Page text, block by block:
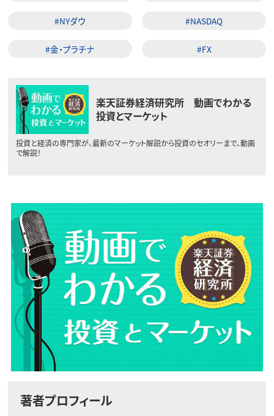
#NYダウ #NASDAQ
#金・プラチナ #FX
楽天証券経済研究所 動画でわかる
投資とマーケット
投資と経済の専門家が、最新のマーケット解説から投資のセオリーまで、動画
で解説！
著者プロフィール